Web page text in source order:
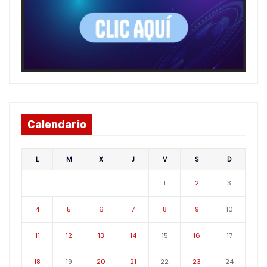
Calendario
L M X J V S D
1 2 3
4 5 6 7 8 9 10
11 12 13 14 15 16 17
18 19 20 21 22 23 24